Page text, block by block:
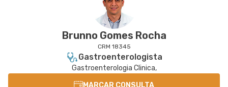
Brunno Gomes Rocha
CRM 18345
Gastroenterologista
Gastroenterologia Clinica,
MARCAR CONSULTA